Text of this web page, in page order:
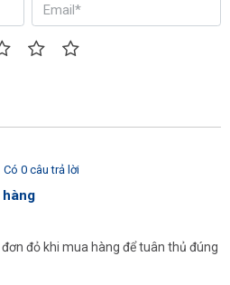
Có 0 câu trả lời
hàng
đỏ khi mua hàng để tuân thủ đúng